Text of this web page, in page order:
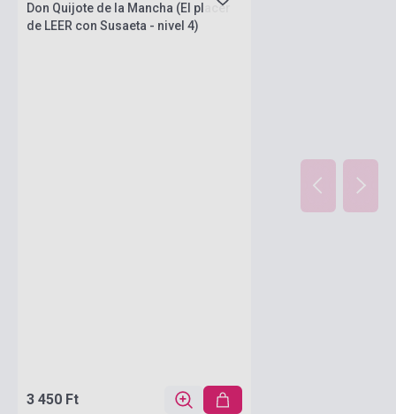
Don Quijote de la Mancha (El placer
de LEER con Susaeta - nivel 4)
3 450 Ft